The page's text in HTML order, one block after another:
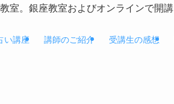
室。銀座教室およびオンラインで開講
い講座 講師のご紹介 受講生の感想